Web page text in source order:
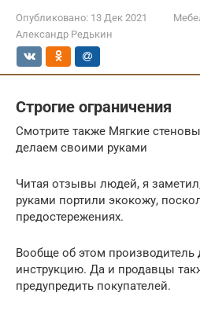
Опубликовано: 13 Дек 2021
Александр Редькин
Строгие ограничения
Cмотрите также Мягкие
делаем своими руками
Читая отзывы людей, я
руками портили экокожу,
предостережениях.
Вообще об этом производитель
инструкцию. Да и продавцы
предупредить покупателей.